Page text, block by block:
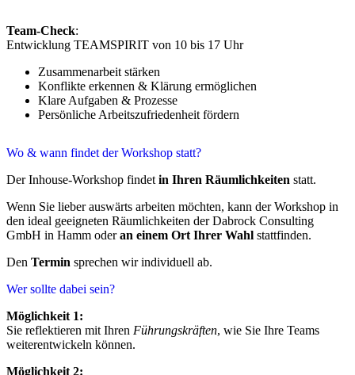
Team-Check:
Entwicklung TEAMSPIRIT von 10 bis 17 Uhr
Zusammenarbeit stärken
Konflikte erkennen & Klärung ermöglichen
Klare Aufgaben & Prozesse
Persönliche Arbeitszufriedenheit fördern
Wo & wann findet der Workshop statt?
Der Inhouse-Workshop findet in Ihren Räumlichkeiten statt.
Wenn Sie lieber auswärts arbeiten möchten, kann der Workshop in
den ideal geeigneten Räumlichkeiten der Dabrock Consulting
GmbH in Hamm oderan einem Ort Ihrer Wahl stattfinden.
Den Termin sprechen wir individuell ab.
Wer sollte dabei sein?
Möglichkeit 1:
Sie reflektieren mit Ihren Führungskräften, wie Sie Ihre Teams
weiterentwickeln können.
Möglichkeit 2: